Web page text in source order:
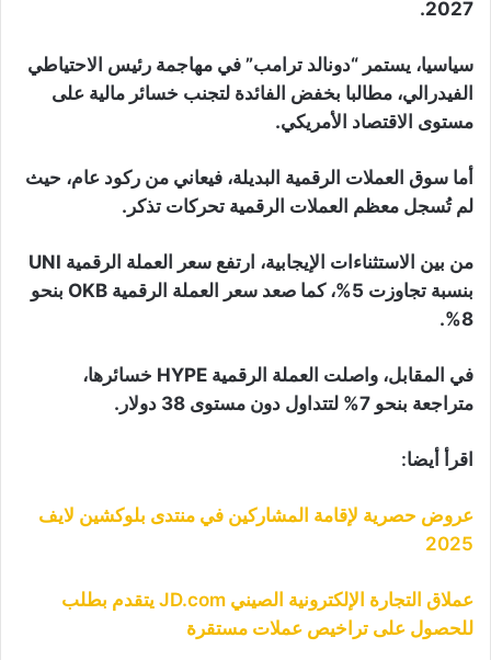
2027.
سياسيا، يستمر “دونالد ترامب” في مهاجمة رئيس الاحتياطي
الفيدرالي، مطالبا بخفض الفائدة لتجنب خسائر مالية على
مستوى الاقتصاد الأمريكي.
أما سوق العملات الرقمية البديلة، فيعاني من ركود عام، حيث
لم تُسجل معظم العملات الرقمية تحركات تذكر.
من بين الاستثناءات الإيجابية، ارتفع سعر العملة الرقمية UNI
بنسبة تجاوزت 5%، كما صعد سعر العملة الرقمية OKB بنحو
8%.
في المقابل، واصلت العملة الرقمية HYPE خسائرها،
متراجعة بنحو 7% لتتداول دون مستوى 38 دولار.
اقرأ أيضا:
عروض حصرية لإقامة المشاركين في منتدى بلوكشين لايف
2025
عملاق التجارة الإلكترونية الصيني JD.com يتقدم بطلب
للحصول على تراخيص عملات مستقرة